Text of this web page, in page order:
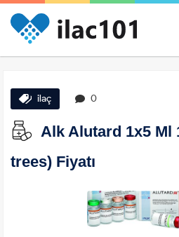
ilaç 0
Alk Alutard 1x5 Ml
trees) Fiyatı